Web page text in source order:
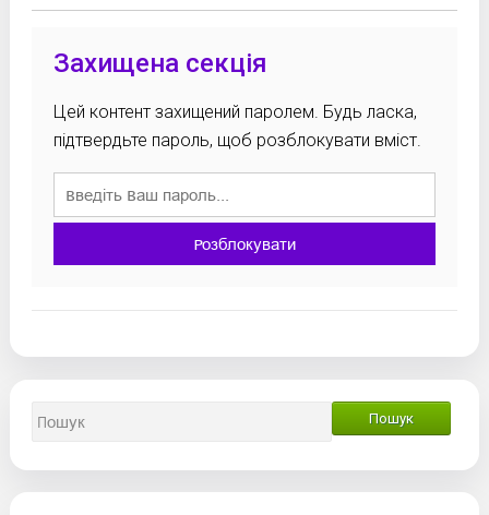
Захищена секція
Цей контент захищений паролем. Будь ласка,
підтвердьте пароль, щоб розблокувати вміст.
Розблокувати